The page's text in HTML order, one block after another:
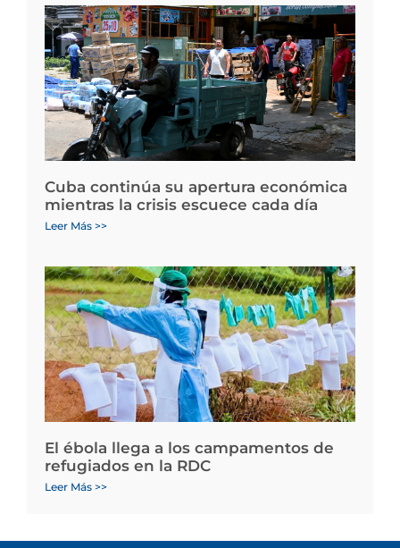
Cuba continúa su apertura económica
mientras la crisis escuece cada día
Leer Más >>
El ébola llega a los campamentos de
refugiados en la RDC
Leer Más >>